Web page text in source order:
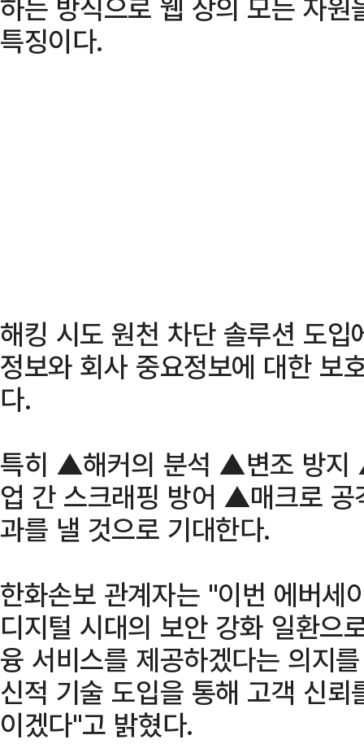
하는 방식으로 웹 상의 모든 자
특징이다.
해킹 시도 원천 차단 솔루션 도
정보와 회사 중요정보에 대한 보
다.
특히 ▲해커의 분석 ▲변조 방
업 간 스크래핑 방어 ▲매크로 공
과를 낼 것으로 기대한다.
한화손보 관계자는 "이번 에버세
디지털 시대의 보안 강화 일환으
융 서비스를 제공하겠다는 의지
신적 기술 도입을 통해 고객 신
이겠다"고 밝혔다.